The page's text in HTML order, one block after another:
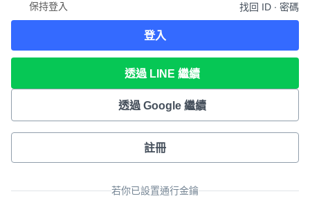
保持登入 找回 ID ∙ 密碼
登入
透過 LINE 繼續
透過 Google 繼續
註冊
若你已設置通行金鑰